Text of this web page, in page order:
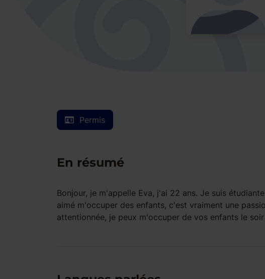
Permis
En résumé
Bonjour, je m'appelle Eva, j'ai 22 ans. Je suis
aimé m'occuper des enfants, c'est vraiment une
attentionnée, je peux m'occuper de vos enfants le